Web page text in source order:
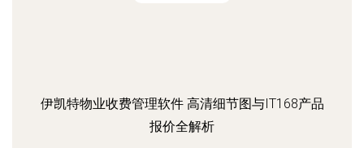
伊凯特物业收费管理软件 高清细节图与IT168产品
报价全解析